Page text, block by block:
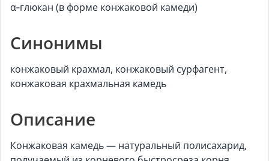
α‑глюкан (в форме конжаковой камеди)
Синонимы
конжаковый крахмал, конжаковый сурфагент,
конжаковая крахмальная камедь
Описание
Конжаковая камедь — натуральный полисахарид,